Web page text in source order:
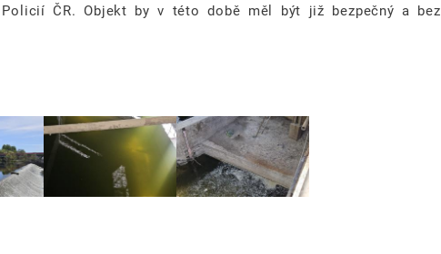
ČR. Objekt by v této době měl být již bezpečný a bez